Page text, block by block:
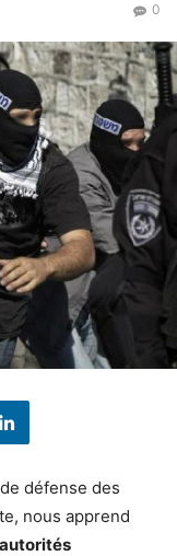
0
défense des
nous apprend